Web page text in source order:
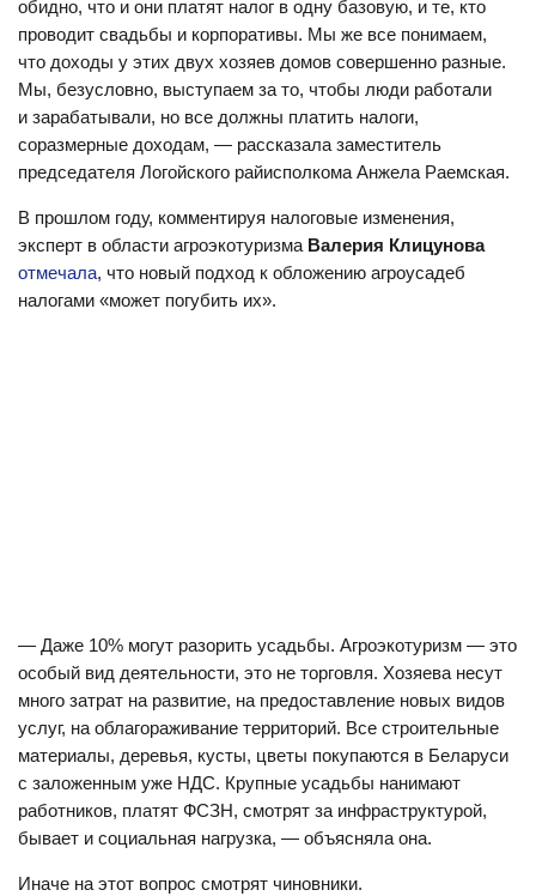
обидно, что и они платят налог в одну базовую, и те, кто
проводит свадьбы и корпоративы. Мы же все понимаем,
что доходы у этих двух хозяев домов совершенно разные.
Мы, безусловно, выступаем за то, чтобы люди работали
и зарабатывали, но все должны платить налоги,
соразмерные доходам, — рассказала заместитель
председателя Логойского райисполкома Анжела Раемская.
В прошлом году, комментируя налоговые изменения,
эксперт в области агроэкотуризма Валерия Клицунова
отмечала, что новый подход к обложению агроусадеб
налогами «может погубить их».
— Даже 10% могут разорить усадьбы. Агроэкотуризм — это
особый вид деятельности, это не торговля. Хозяева несут
много затрат на развитие, на предоставление новых видов
услуг, на облагораживание территорий. Все строительные
материалы, деревья, кусты, цветы покупаются в Беларуси
с заложенным уже НДС. Крупные усадьбы нанимают
работников, платят ФСЗН, смотрят за инфраструктурой,
бывает и социальная нагрузка, — объясняла она.
Иначе на этот вопрос смотрят чиновники.